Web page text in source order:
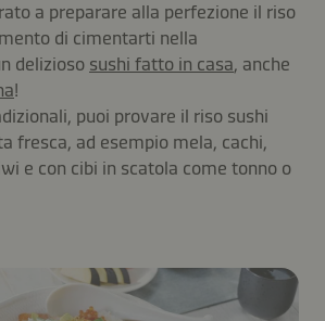
a preparare alla perfezione il riso
di cimentarti nella
delizioso sushi fatto in casa, anche
!
puoi provare il riso sushi
fresca, ad esempio mela, cachi,
e con cibi in scatola come tonno o